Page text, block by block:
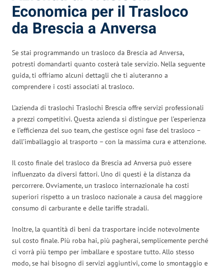
Economica per il Trasloco
da Brescia a Anversa
Se stai programmando un trasloco da Brescia ad Anversa,
potresti domandarti quanto costerà tale servizio. Nella seguente
guida, ti offriamo alcuni dettagli che ti aiuteranno a
comprendere i costi associati al trasloco.
L’azienda di traslochi Traslochi Brescia offre servizi professionali
a prezzi competitivi. Questa azienda si distingue per l’esperienza
e l’efficienza del suo team, che gestisce ogni fase del trasloco –
dall’imballaggio al trasporto – con la massima cura e attenzione.
Il costo finale del trasloco da Brescia ad Anversa può essere
influenzato da diversi fattori. Uno di questi è la distanza da
percorrere. Ovviamente, un trasloco internazionale ha costi
superiori rispetto a un trasloco nazionale a causa del maggiore
consumo di carburante e delle tariffe stradali.
Inoltre, la quantità di beni da trasportare incide notevolmente
sul costo finale. Più roba hai, più pagherai, semplicemente perché
ci vorrà più tempo per imballare e spostare tutto. Allo stesso
modo, se hai bisogno di servizi aggiuntivi, come lo smontaggio e